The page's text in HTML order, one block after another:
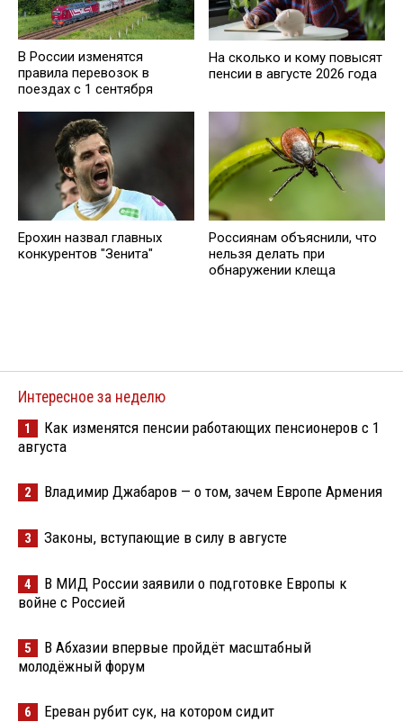
В России изменятся
правила перевозок в
поездах с 1 сентября
На сколько и кому повысят
пенсии в августе 2026 года
Ерохин назвал главных
конкурентов "Зенита"
Россиянам объяснили, что
нельзя делать при
обнаружении клеща
Интересное за неделю
1
Как изменятся пенсии работающих пенсионеров с 1
августа
2 Владимир Джабаров — о том, зачем Европе Армения
3 Законы, вступающие в силу в августе
4
В МИД России заявили о подготовке Европы к
войне с Россией
5
В Абхазии впервые пройдёт масштабный
молодёжный форум
6 Ереван рубит сук, на котором сидит